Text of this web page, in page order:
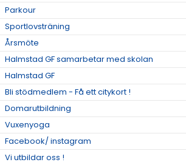
Parkour
Sportlovsträning
Årsmöte
Halmstad GF samarbetar med skolan
Halmstad GF
Bli stödmedlem - Få ett citykort !
Domarutbildning
Vuxenyoga
Facebook/ instagram
Vi utbildar oss !